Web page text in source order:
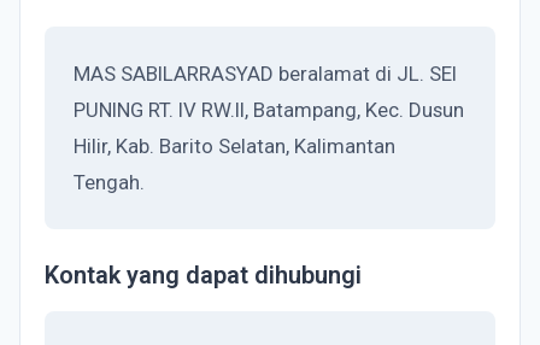
MAS SABILARRASYAD beralamat di JL. SEI
PUNING RT. IV RW.II, Batampang, Kec. Dusun
Hilir, Kab. Barito Selatan, Kalimantan
Tengah.
Kontak yang dapat dihubungi